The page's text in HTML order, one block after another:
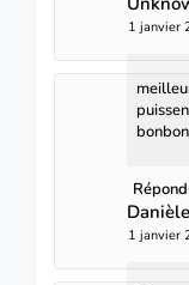
1 janvier
1 janvier